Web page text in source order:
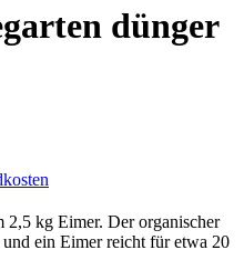
dünger
2,5 kg Eimer. Der organischer
ein Eimer reicht für etwa 20